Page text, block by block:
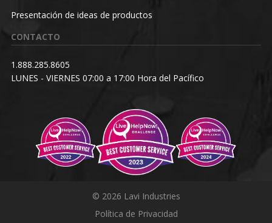
Presentación de ideas de productos
CONTACTO
1.888.285.8605
LUNES - VIERNES 07:00 a 17:00 Hora del Pacífico
© 2026 Lavi Industries
Política de Privacidad